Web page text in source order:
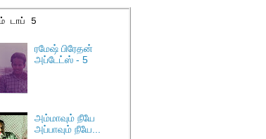
டாப் 5
ரமேஷ் பிரேதன்
அப்டேட்ஸ் - 5
அம்மாவும் நீயே
அப்பாவும் நீயே...